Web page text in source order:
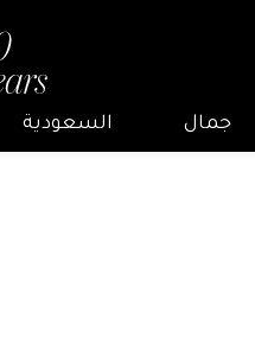
جمال السعودية